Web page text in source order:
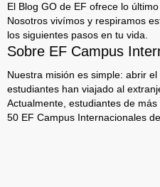
El Blog GO de EF ofrece lo
Nosotros vivímos y respiramos
los siguientes pasos en tu vida.
Sobre EF Campus
Nuestra misión es simple: abrir
estudiantes han viajado al
Actualmente, estudiantes de
50 EF Campus Internacionales